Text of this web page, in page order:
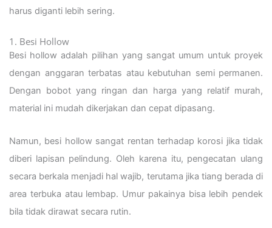
harus diganti lebih sering.
1. Besi Hollow
Besi hollow adalah pilihan yang sangat umum untuk proyek
dengan anggaran terbatas atau kebutuhan semi permanen.
Dengan bobot yang ringan dan harga yang relatif murah,
material ini mudah dikerjakan dan cepat dipasang.
Namun, besi hollow sangat rentan terhadap korosi jika tidak
diberi lapisan pelindung. Oleh karena itu, pengecatan ulang
secara berkala menjadi hal wajib, terutama jika tiang berada di
area terbuka atau lembap. Umur pakainya bisa lebih pendek
bila tidak dirawat secara rutin.